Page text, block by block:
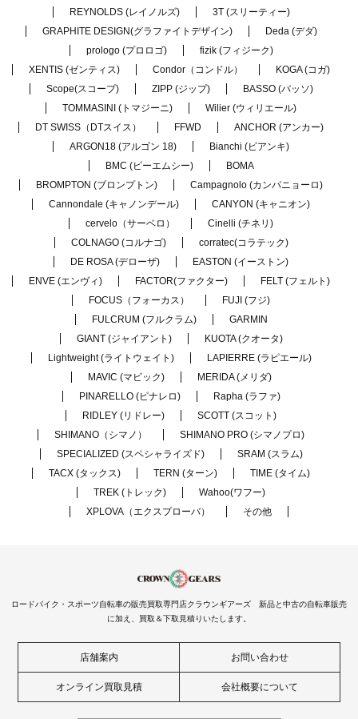
REYNOLDS (レイノルズ)
3T (スリーティー)
GRAPHITE DESIGN(グラファイトデザイン)
Deda (デダ)
prologo (プロロゴ)
fizik (フィジーク)
XENTIS (ゼンティス)
Condor（コンドル）
KOGA (コガ)
Scope(スコープ)
ZIPP (ジップ)
BASSO (バッソ)
TOMMASINI (トマジーニ)
Wilier (ウィリエール)
DT SWISS（DTスイス）
FFWD
ANCHOR (アンカー)
ARGON18 (アルゴン 18)
Bianchi (ビアンキ)
BMC (ビーエムシー)
BOMA
BROMPTON (ブロンプトン)
Campagnolo (カンパニョーロ)
Cannondale (キャノンデール)
CANYON (キャニオン)
cervelo（サーベロ）
Cinelli (チネリ)
COLNAGO (コルナゴ)
corratec(コラテック)
DE ROSA (デローザ)
EASTON (イーストン)
ENVE (エンヴィ)
FACTOR(ファクター)
FELT (フェルト)
FOCUS（フォーカス）
FUJI (フジ)
FULCRUM (フルクラム)
GARMIN
GIANT (ジャイアント)
KUOTA (クオータ)
Lightweight (ライトウェイト)
LAPIERRE (ラピエール)
MAVIC (マビック)
MERIDA (メリダ)
PINARELLO (ピナレロ)
Rapha (ラファ)
RIDLEY (リドレー)
SCOTT (スコット)
SHIMANO（シマノ）
SHIMANO PRO (シマノプロ)
SPECIALIZED (スペシャライズド)
SRAM (スラム)
TACX (タックス)
TERN (ターン)
TIME (タイム)
TREK (トレック)
Wahoo(ワフー)
XPLOVA（エクスプローバ）
その他
ロードバイク・スポーツ自転車の販売買取専門店クラウンギアーズ 新品と中古の自転車販売
に加え、買取＆下取見積りいたします。
店舗案内 お問い合わせ
オンライン買取見積 会社概要について